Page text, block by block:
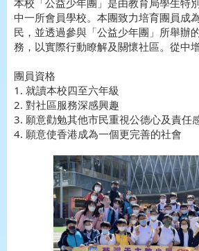
本校「公益少年團」是由教育局學生特
中一所會員學校。本團致力培育團員成
民，並透過參與「公益少年團」所舉辦
務，以實際行動瞭解及關懷社區。從中
團員資格
1. 就讀本校四至六年級
2. 對社區服務深感興趣
3. 願意勸勉其他市民重視公德心及責任
4. 願意使香港成為一個更完善的社會